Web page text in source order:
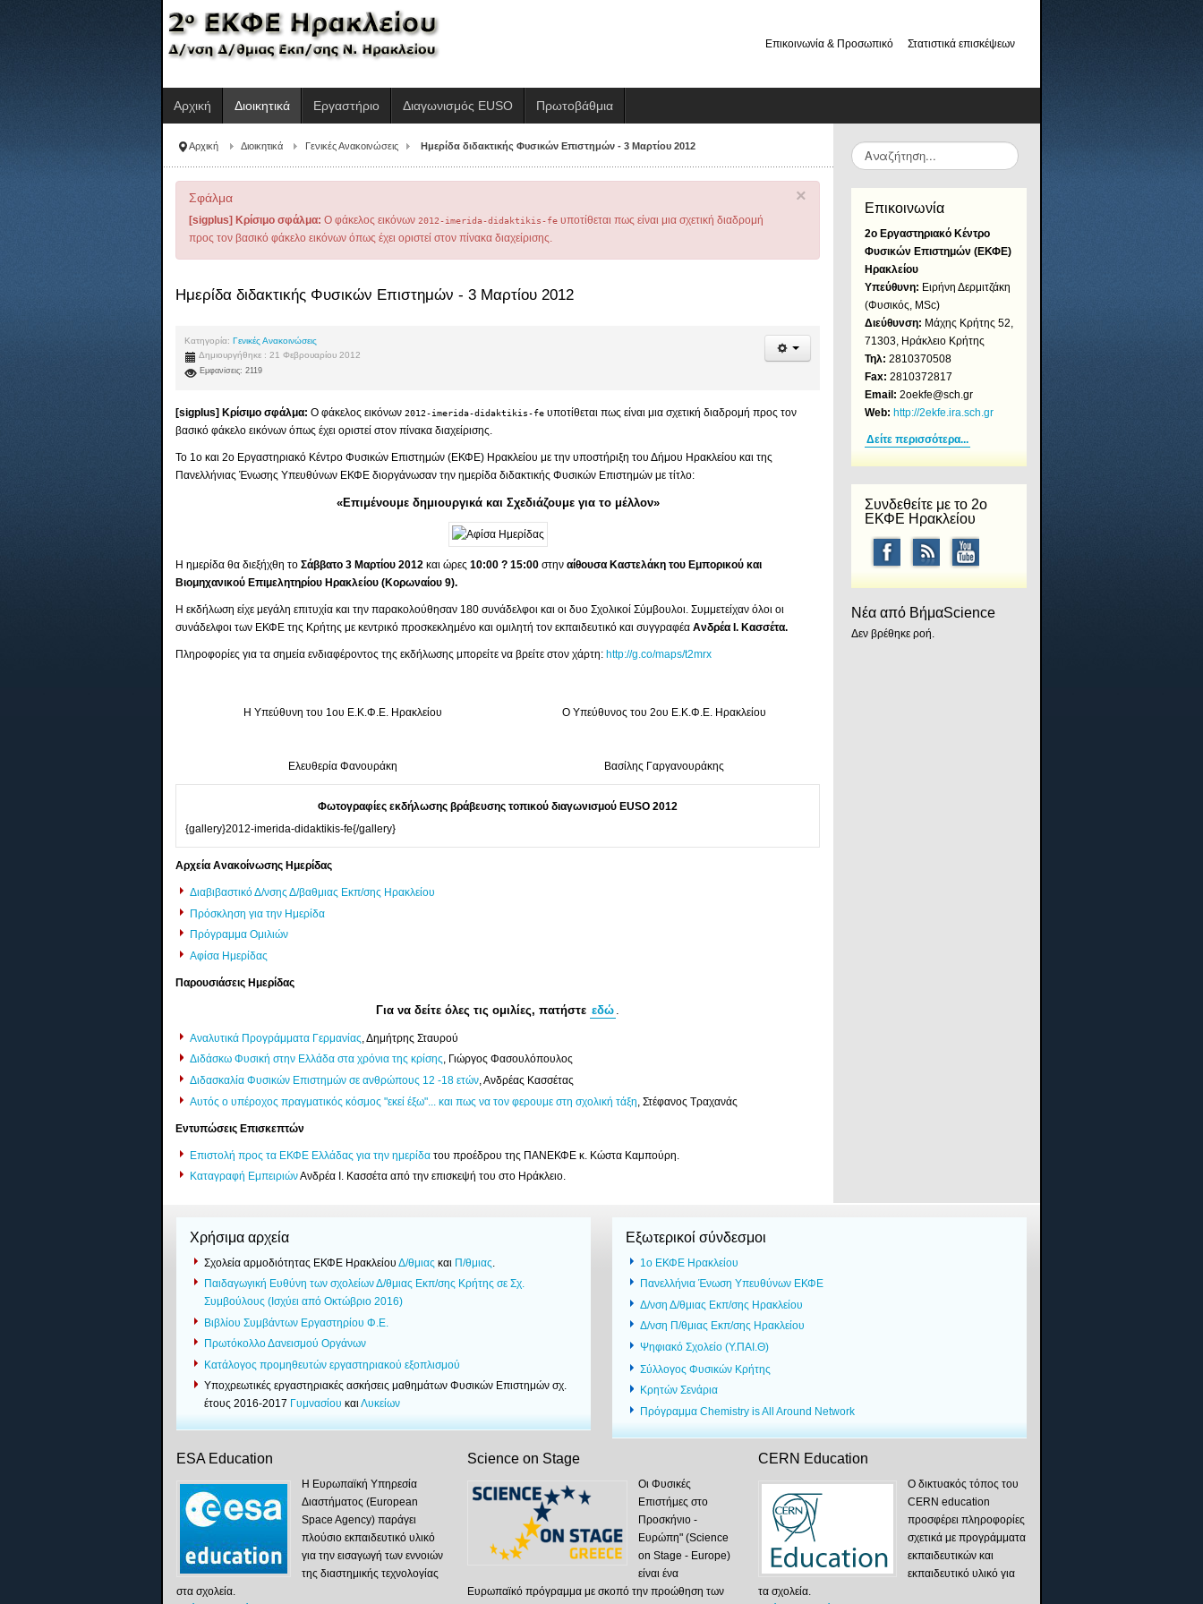
Επικοινωνία & Προσωπικό Στατιστικά επισκέψεων
Αρχική Διοικητικά Εργαστήριο Διαγωνισμός EUSO Πρωτοβάθμια
Αρχική Διοικητικά Γενικές Ανακοινώσεις Ημερίδα διδακτικής Φυσικών Επιστημών - 3 Μαρτίου 2012
×
Σφάλμα
[sigplus] Κρίσιμο σφάλμα: Ο φάκελος εικόνων2012-imerida-didaktikis-fe υποτίθεται πως είναι μια σχετική διαδρομή
προς τον βασικό φάκελο εικόνων όπως έχει οριστεί στον πίνακα διαχείρισης.
Ημερίδα διδακτικής Φυσικών Επιστημών - 3 Μαρτίου 2012
Κατηγορία:Γενικές Ανακοινώσεις
Δημιουργήθηκε : 21 Φεβρουαρίου 2012
Εμφανίσεις: 2119
[sigplus] Κρίσιμο σφάλμα: Ο φάκελος εικόνων2012-imerida-didaktikis-fe υποτίθεται πως είναι μια σχετική διαδρομή προς τον
βασικό φάκελο εικόνων όπως έχει οριστεί στον πίνακα διαχείρισης.
Το 1ο και 2ο Εργαστηριακό Κέντρο Φυσικών Επιστημών (ΕΚΦΕ) Ηρακλείου με την υποστήριξη του Δήμου Ηρακλείου και της
Πανελλήνιας Ένωσης Υπευθύνων ΕΚΦΕ διοργάνωσαν την ημερίδα διδακτικής Φυσικών Επιστημών με τίτλο:
«Επιμένουμε δημιουργικά και Σχεδιάζουμε για το μέλλον»
Η ημερίδα θα διεξήχθη τοΣάββατο 3 Μαρτίου 2012 και ώρες10:00 ? 15:00 στηναίθουσα Καστελάκη του Εμπορικού και
Βιομηχανικού Επιμελητηρίου Ηρακλείου (Κορωναίου 9).
Η εκδήλωση είχε μεγάλη επιτυχία και την παρακολούθησαν 180 συνάδελφοι και οι δυο Σχολικοί Σύμβουλοι. Συμμετείχαν όλοι οι
συνάδελφοι των ΕΚΦΕ της Κρήτης με κεντρικό προσκεκλημένο και ομιλητή τον εκπαιδευτικό και συγγραφέαΑνδρέα Ι. Κασσέτα.
Πληροφορίες για τα σημεία ενδιαφέροντος της εκδήλωσης μπορείτε να βρείτε στον χάρτη:http://g.co/maps/t2mrx
Η Υπεύθυνη του 1ου Ε.Κ.Φ.Ε. Ηρακλείου
Ελευθερία Φανουράκη
Ο Υπεύθυνος του 2ου Ε.Κ.Φ.Ε. Ηρακλείου
Βασίλης Γαργανουράκης
Φωτογραφίες εκδήλωσης βράβευσης τοπικού διαγωνισμού EUSO 2012
{gallery}2012-imerida-didaktikis-fe{/gallery}
Αρχεία Ανακοίνωσης Ημερίδας
Διαβιβαστικό Δ/νσης Δ/βαθμιας Εκπ/σης Ηρακλείου
Πρόσκληση για την Ημερίδα
Πρόγραμμα Ομιλιών
Αφίσα Ημερίδας
Παρουσιάσεις Ημερίδας
Για να δείτε όλες τις ομιλίες, πατήστε εδώ
Αναλυτικά Προγράμματα Γερμανίας , Δημήτρης Σταυρού
Διδάσκω Φυσική στην Ελλάδα στα χρόνια της κρίσης, Γιώργος Φασουλόπουλος
Διδασκαλία Φυσικών Επιστημών σε ανθρώπους 12 -18 ετών, Ανδρέας Κασσέτας
Αυτός ο υπέροχος πραγματικός κόσμος "εκεί έξω"... και πως να τον φερουμε στη σχολική τάξη , Στέφανος Τραχανάς
Εντυπώσεις Επισκεπτών
Επιστολή προς τα ΕΚΦΕ Ελλάδας για την ημερίδα του προέδρου της ΠΑΝΕΚΦΕ κ. Κώστα Καμπούρη.
Καταγραφή ΕμπειριώνΑνδρέα Ι. Κασσέτα από την επισκεψή του στο Ηράκλειο.
Αναζήτηση...
Επικοινωνία
2ο Εργαστηριακό Κέντρο
Φυσικών Επιστημών (ΕΚΦΕ)
Ηρακλείου
Υπεύθυνη: Ειρήνη Δερμιτζάκη
(Φυσικός, MSc)
Διεύθυνση: Μάχης Κρήτης 52,
71303, Ηράκλειο Κρήτης
Τηλ: 2810370508
Fax: 2810372817
Email: 2oekfe@sch.gr
Web: http://2ekfe.ira.sch.gr
Δείτε περισσότερα...
Συνδεθείτε με το 2ο
ΕΚΦΕ Ηρακλείου
Νέα από ΒήμαScience
Δεν βρέθηκε ροή.
Χρήσιμα αρχεία
Σχολεία αρμοδιότητας ΕΚΦΕ Ηρακλείου Δ/θμιας και Π/θμιας
Παιδαγωγική Ευθύνη των σχολείων Δ/θμιας Εκπ/σης Κρήτης σε Σχ.
Συμβούλους (Ισχύει από Οκτώβριο 2016)
Βιβλίου Συμβάντων Εργαστηρίου Φ.Ε.
Πρωτόκολλο Δανεισμού Οργάνων
Κατάλογος προμηθευτών εργαστηριακού εξοπλισμού
Yποχρεωτικές εργαστηριακές ασκήσεις μαθημάτων Φυσικών Επιστημών σχ.
έτους 2016-2017 Γυμνασίου καιΛυκείων
Εξωτερικοί σύνδεσμοι
1ο ΕΚΦΕ Ηρακλείου
Πανελλήνια Ένωση Υπευθύνων ΕΚΦΕ
Δ/νση Δ/θμιας Εκπ/σης Ηρακλείου
Δ/νση Π/θμιας Εκπ/σης Ηρακλείου
Ψηφιακό Σχολείο (Υ.ΠΑΙ.Θ)
Σύλλογος Φυσικών Κρήτης
Κρητών Σενάρια
Πρόγραμμα Chemistry is All Around Network
ESA Education
Η Ευρωπαϊκή Υπηρεσία
Διαστήματος (European
Space Agency) παράγει
πλούσιο εκπαιδευτικό υλικό
για την εισαγωγή των εννοιών
της διαστημικής τεχνολογίας
στα σχολεία.
Science on Stage
Οι Φυσικές
Επιστήμες στο
Προσκήνιο -
Ευρώπη" (Science
on Stage - Europe)
είναι ένα
Ευρωπαϊκό πρόγραμμα με σκοπό την προώθηση των
CERN Education
Ο δικτυακός τόπος του
CERN education
προσφέρει πληροφορίες
σχετικά με προγράμματα
εκπαιδευτικών και
εκπαιδευτικό υλικό για
τα σχολεία.